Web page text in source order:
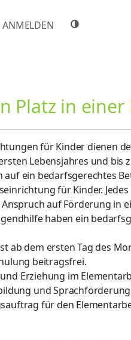
ANMELDEN
Platz in
für Kinder dienen
Lebensjahres und
auf ein bedarfsgerechtes
für Kinder.
auf Förderung in
haben ein
ab dem ersten Tag des
beitragsfrei.
Erziehung im
und
für den